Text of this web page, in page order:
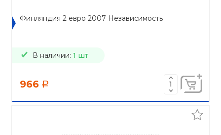
Финляндия 2 евро 2007 Независимость
В наличии: 1 шт
966 a